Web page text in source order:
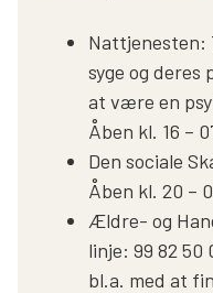
Nattjenesten:
syge og deres
at være en
Åben kl. 16 –
Den sociale
Åben kl. 20 –
Ældre- og
linje: 99 82
bl.a. med at